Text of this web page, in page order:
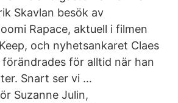
Skavlan besök av
Rapace, aktuell i filmen
och nyhetsankaret Claes
förändrades för alltid när han
Snart ser vi …
Suzanne Julin,